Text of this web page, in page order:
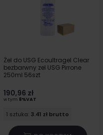
Żel do USG Ecoultragel Clear
bezbarwny zel USG Pirrone
250ml 56szt
190,96 zł
w tym 8%VAT
1 sztuka: 3.41 zł brutto